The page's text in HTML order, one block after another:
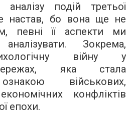
подій третьої
настав, бо вона ще не
певні її аспекти ми
Зокрема,
війну у
яка стала
військових,
конфліктів
епохи.